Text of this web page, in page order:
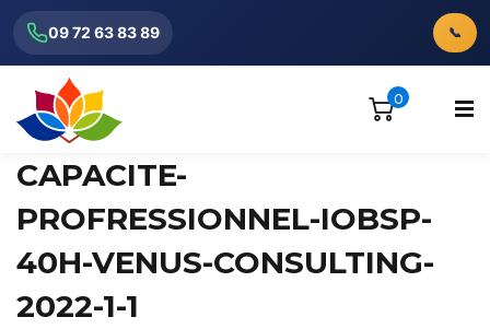
09 72 63 83 89 📞
0
CAPACITE-
PROFRESSIONNEL-IOBSP-
40H-VENUS-CONSULTING-
2022-1-1